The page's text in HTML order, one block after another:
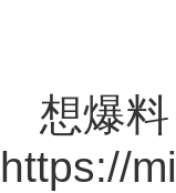
想爆
https://